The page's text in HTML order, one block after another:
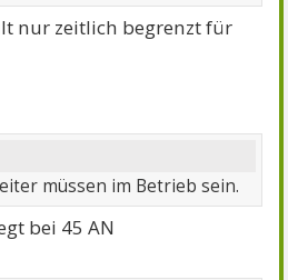
nur zeitlich begrenzt für
müssen im Betrieb sein.
bei 45 AN